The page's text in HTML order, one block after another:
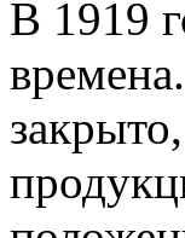
В 1919